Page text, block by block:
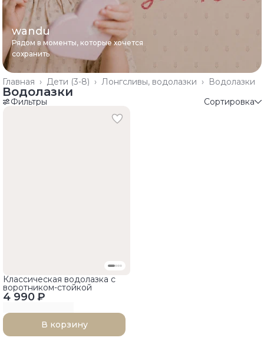
wandu
Рядом в моменты, которые хочется
сохранить
Водолазки
Лонгсливы, водолазки ›
Дети (3-8) ›
Главная ›
Водолазки
Фильтры Сортировка
4 990 ₽
Классическая водолазка с
воротником-стойкой
В корзину